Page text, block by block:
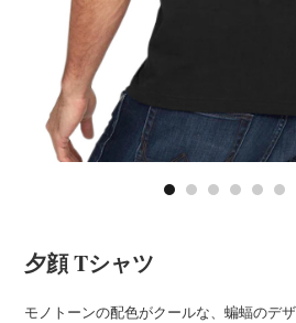
夕顔 Tシャツ
モノトーンの配色がクールな、蝙蝠のデ